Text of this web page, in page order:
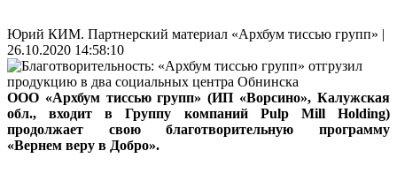
Юрий КИМ. Партнерский материал «Архбум тиссью групп» |
26.10.2020 14:58:10
ООО «Архбум тиссью групп» (ИП «Ворсино», Калужская
обл., входит в Группу компаний Pulp Mill Holding)
продолжает свою благотворительную программу
«Вернем веру в Добро».